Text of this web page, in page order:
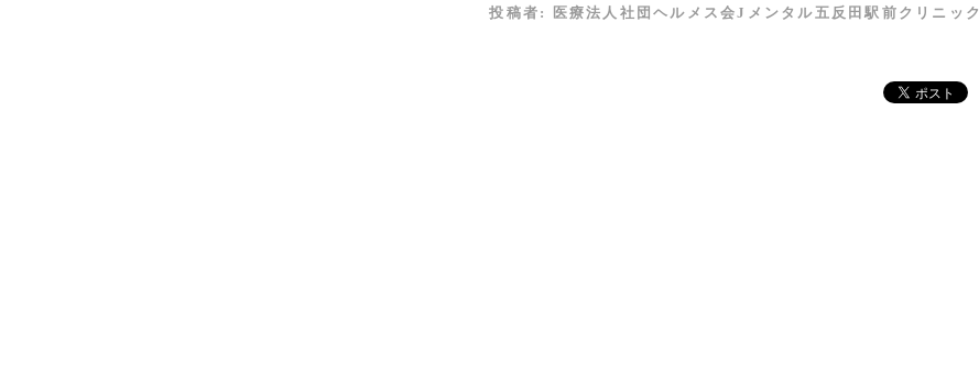
投稿者: 医療法人社団ヘルメス会Jメンタル五反田駅前クリニック